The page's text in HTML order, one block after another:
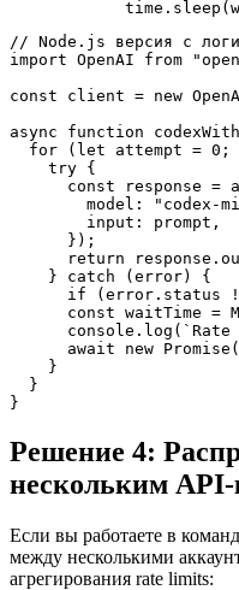
// Node.js версия с
import OpenAI from
const client = new
async function
for (let attempt = 0;
    try {
const response =
model: "codex-
        input: prompt,
      });
return
    } catch (error) {
if (error.status
const waitTime =
console.log(`Rate
await new
    }
  }
Решение 4:
нескольким
Если вы работаете в
между несколькими
агрегирования rate limits: